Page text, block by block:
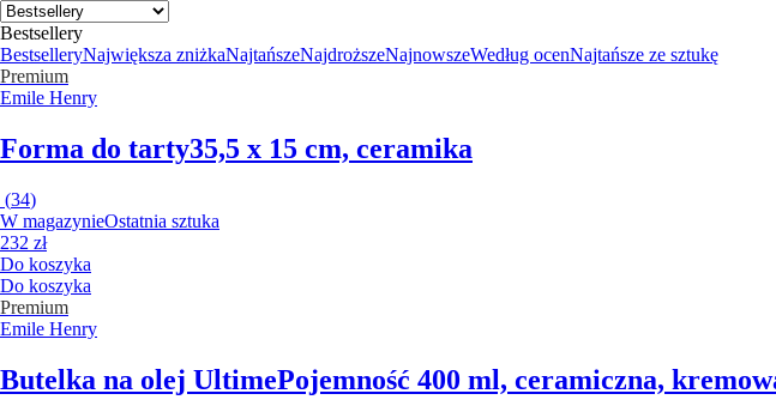
Bestsellery
BestselleryNajwiększa zniżkaNajtańszeNajdroższeNajnowszeWedług ocenNajtańsze ze sztukę
Premium
Emile Henry
Forma do tarty35,5 x 15 cm, ceramika
(34)
W magazynieOstatnia sztuka
232 zł
Do koszyka
Do koszyka
Premium
Emile Henry
Butelka na olej UltimePojemność 400 ml, ceramiczna,